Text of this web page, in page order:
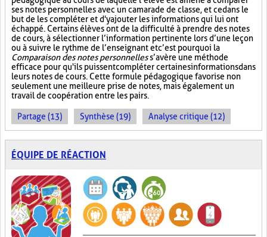
ses notes personnelles avec un camarade de classe, et ce dans le
but de les compléter et d'y ajouter les informations qui lui ont
échappé. Certains élèves ont de la difficulté à prendre des notes
de cours, à sélectionner l’information pertinente lors d’une leçon
ou à suivre le rythme de l’enseignant et c’est pourquoi la
Comparaison des notes personnelless’avère une méthode
efficace pour qu'ils puissent compléter certaines informations dans
leurs notes de cours. Cette formule pédagogique favorise non
seulement une meilleure prise de notes, mais également un
travail de coopération entre les pairs.
Partage (13) Synthèse (19) Analyse critique (12)
ÉQUIPE DE RÉACTION